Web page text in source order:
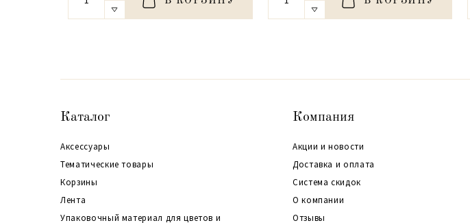
Каталог
Аксессуары
Тематические товары
Корзины
Лента
Упаковочный материал для цветов и
Компания
Акции и новости
Доставка и оплата
Система скидок
О компании
Отзывы